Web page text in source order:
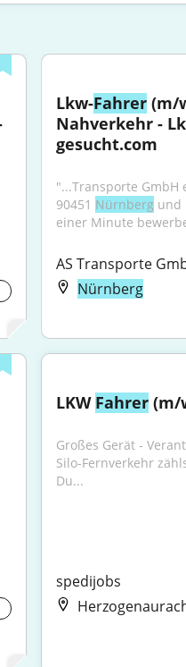
Lkw-Fahrer (m/
Nahverkehr -
gesucht.com
"...Transporte GmbH
90451 Nürnberg und
einer Minute
AS Transporte
Nürnberg
LKW Fahrer (m/
Großes Gerät -
Silo-Fernverkehr
Du...
spedijobs